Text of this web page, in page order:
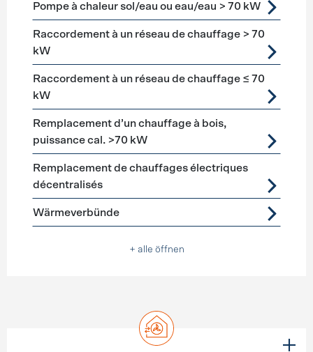
Pompe à chaleur sol/eau ou eau/eau > 70 kW
Raccordement à un réseau de chauffage > 70
kW
Raccordement à un réseau de chauffage ≤ 70
kW
Remplacement d’un chauffage à bois,
puissance cal. >70 kW
Remplacement de chauffages électriques
décentralisés
Wärmeverbünde
+ alle öffnen